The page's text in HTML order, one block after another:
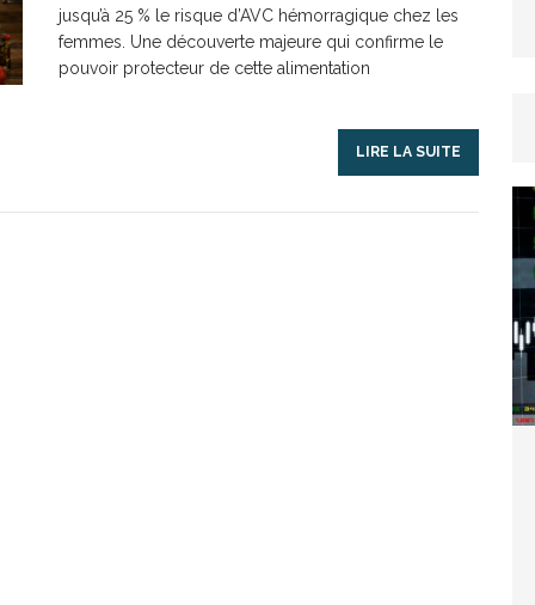
Le régime méditerranéen : un bouclier contre
Énergie solaire : l’Afrique passe de la pénurie à
jusqu’à 25 % le risque d’AVC hémorragique chez les
femmes. Une découverte majeure qui confirme le
pouvoir protecteur de cette alimentation
LIRE LA SUITE